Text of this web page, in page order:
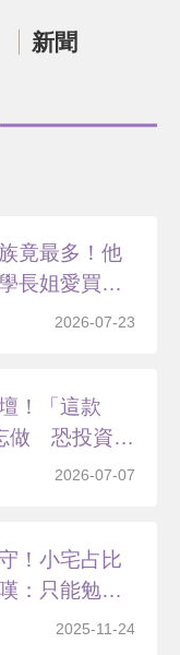
新聞
竟最多！他
長姐愛買門
2026-07-23
！「這款
做 恐投資變
2026-07-07
！小宅占比
：只能勉強
2025-11-24